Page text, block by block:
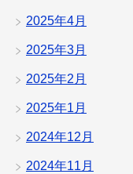
2025年4月
2025年3月
2025年2月
2025年1月
2024年12月
2024年11月